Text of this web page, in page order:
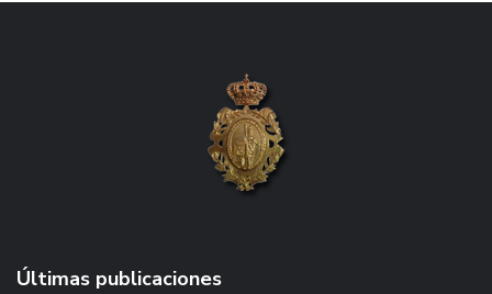
Últimas publicaciones